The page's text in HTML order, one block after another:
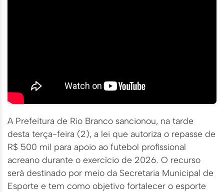
A Prefeitura de Rio Branco sancionou, na tarde
desta terça-feira (2), a lei que autoriza o repasse de
R$ 500 mil para apoio ao futebol profissional
acreano durante o exercício de 2026. O recurso
será destinado por meio da Secretaria Municipal de
Esporte e tem como objetivo fortalecer o esporte